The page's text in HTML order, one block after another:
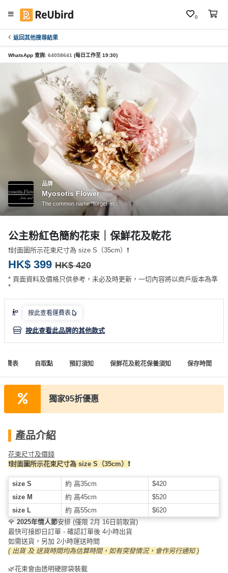
0
返回其他搜尋結果
WhatsApp 查詢: 64058641 (每日工作至 19:30)
繁
中
E
登
服
務
產
品
類
a
r
t
R
m
會
食
特
色
蛋
糕
花
束
及
動
類
型
P
a
r
y
朋
聚
會
慶
祝
生
日
動
略
動
略
員
劃
會
員
需
知
社
交
軟
件
品牌
Myosotis Flower
The common name "forget-m...
公主粉紅色簡約花束｜保鮮花及乾花
❗️封面圖所示花束尺寸為 size S（35cm）❗️
HK$ 399 HK$ 420
* 頁面資料及價格只供參考，未必及時更新，一切內容將以商戶版本為準
*
按此查看運費表
按此查看此品牌的其他款式
運費表 自取點 預訂須知 保鮮花及乾花保養須知 保存時間
獨家95折優惠
產品介紹
花束尺寸及價錢
❗️封面圖所示花束尺寸為 size S（35cm）❗️
size S 約 高35cm
$420
size M
約 高45cm
$520
size L
約 高55cm
$620
🌹 2025年情人節安排 (僅限 2月 16日前取貨)
最快可接即日訂單 - 確認訂單後 4小時出貨
如需送貨，另加 2小時運送時間
( 出貨 及 送貨時間均為估算時間，如有突發情況，會作另行通知 )
🌿花束會由透明硬膠袋裝載